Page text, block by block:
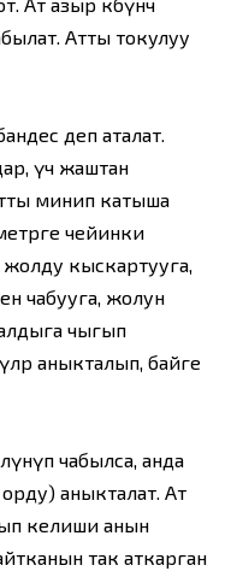
Атты токулуу
деп аталат.
үч жаштан
минип катыша
чейинки
кыскартууга,
чабууга, жолун
чыгып
аныкталып, байге
чабылса, анда
аныкталат. Ат
келиши анын
так аткарган